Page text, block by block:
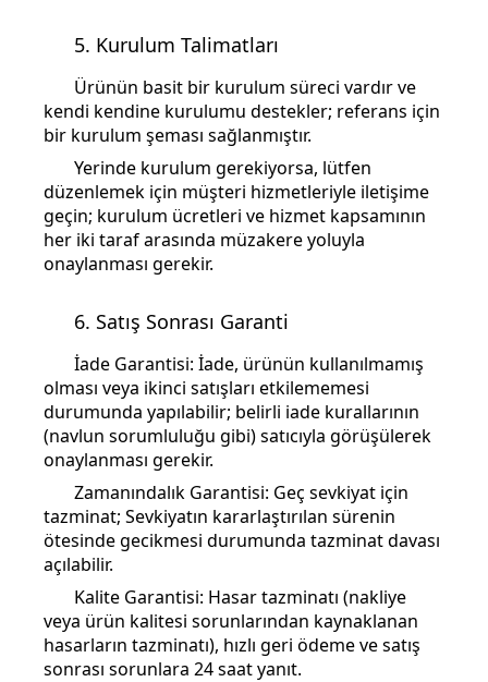
5. Kurulum Talimatları
Ürünün basit bir kurulum süreci vardır ve
kendi kendine kurulumu destekler; referans için
bir kurulum şeması sağlanmıştır.
Yerinde kurulum gerekiyorsa, lütfen
düzenlemek için müşteri hizmetleriyle iletişime
geçin; kurulum ücretleri ve hizmet kapsamının
her iki taraf arasında müzakere yoluyla
onaylanması gerekir.
6. Satış Sonrası Garanti
İade Garantisi: İade, ürünün kullanılmamış
olması veya ikinci satışları etkilememesi
durumunda yapılabilir; belirli iade kurallarının
(navlun sorumluluğu gibi) satıcıyla görüşülerek
onaylanması gerekir.
Zamanındalık Garantisi: Geç sevkiyat için
tazminat; Sevkiyatın kararlaştırılan sürenin
ötesinde gecikmesi durumunda tazminat davası
açılabilir.
Kalite Garantisi: Hasar tazminatı (nakliye
veya ürün kalitesi sorunlarından kaynaklanan
hasarların tazminatı), hızlı geri ödeme ve satış
sonrası sorunlara 24 saat yanıt.